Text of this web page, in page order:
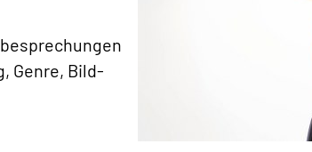
Genre, Bild-